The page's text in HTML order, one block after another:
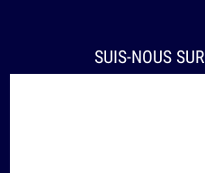
SUIS-NOUS SUR